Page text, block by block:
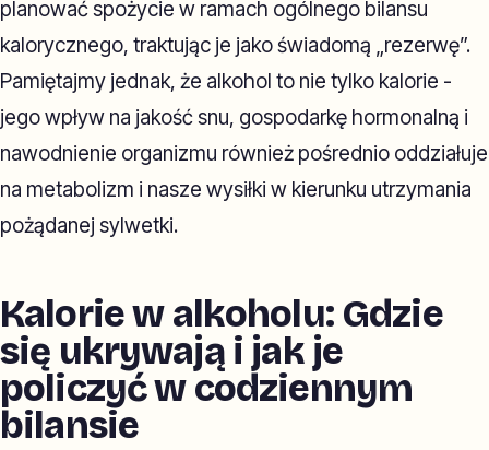
planować spożycie w ramach ogólnego bilansu
kalorycznego, traktując je jako świadomą „rezerwę”.
Pamiętajmy jednak, że alkohol to nie tylko kalorie -
jego wpływ na jakość snu, gospodarkę hormonalną i
nawodnienie organizmu również pośrednio oddziałuje
na metabolizm i nasze wysiłki w kierunku utrzymania
pożądanej sylwetki.
Kalorie w alkoholu: Gdzie
się ukrywają i jak je
policzyć w codziennym
bilansie